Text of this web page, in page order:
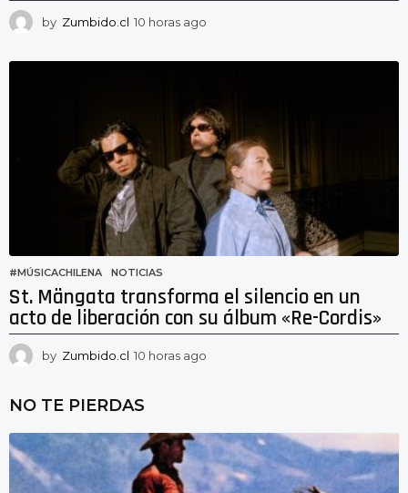
by Zumbido.cl 10 horas ago
s
a
g
o
#MÚSICACHILENA ,NOTICIAS
St. Mängata transforma el silencio en un
acto de liberación con su álbum «Re-Cordis»
by Zumbido.cl 10 horas ago
NO TE PIERDAS